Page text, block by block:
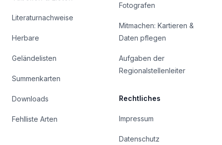
Literaturnachweise
Herbare
Geländelisten
Summenkarten
Downloads
Fehlliste Arten
Fotografen
Mitmachen: Kartieren &
Daten pflegen
Aufgaben der
Regionalstellenleiter
Rechtliches
Impressum
Datenschutz